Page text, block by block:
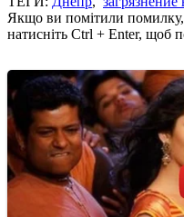
Якщо ви помітили помилку,
натисніть Ctrl + Enter, щоб